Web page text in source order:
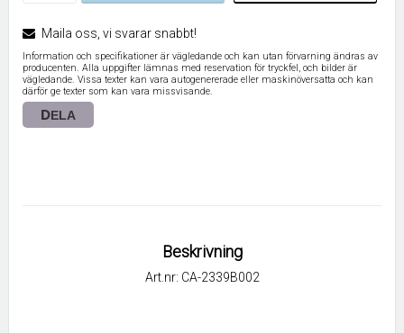
Maila oss, vi svarar snabbt!
Information och specifikationer är vägledande och kan utan förvarning ändras av
producenten. Alla uppgifter lämnas med reservation för tryckfel, och bilder är
vägledande. Vissa texter kan vara autogenererade eller maskinöversatta och kan
därför ge texter som kan vara missvisande.
DELA
Beskrivning
Art.nr: CA-2339B002